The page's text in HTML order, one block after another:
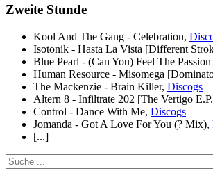
Zweite Stunde
Kool And The Gang - Celebration,
Isotonik - Hasta La Vista [Different
Blue Pearl - (Can You) Feel The
Human Resource - Misomega
The Mackenzie - Brain Killer, Discogs
Altern 8 - Infiltrate 202 [The Vertigo
Control - Dance With Me, Discogs
Jomanda - Got A Love For You (? Mix),
[...]